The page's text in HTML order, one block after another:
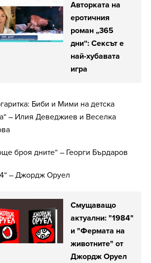
Авторката на
еротичния
роман „365
дни“: Сексът е
най-хубавата
игра
Биби и Мими на детска
– Илия Деведжиев и Веселка
броя дните“ – Георги Бърдаров
– Джордж Оруел
Смущаващо
актуални: "1984"
и "Фермата на
животните" от
Джордж Оруел